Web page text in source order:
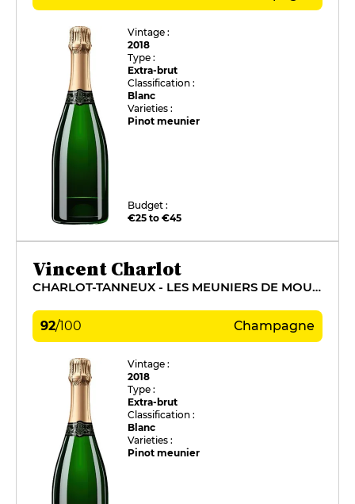
Vintage :
2018
Type :
Extra-brut
Classification :
Blanc
Varieties :
Pinot meunier
Budget :
€25 to €45
Vincent Charlot
CHARLOT-TANNEUX - LES MEUNIERS DE MOUSSY
92/100 Champagne
Vintage :
2018
Type :
Extra-brut
Classification :
Blanc
Varieties :
Pinot meunier